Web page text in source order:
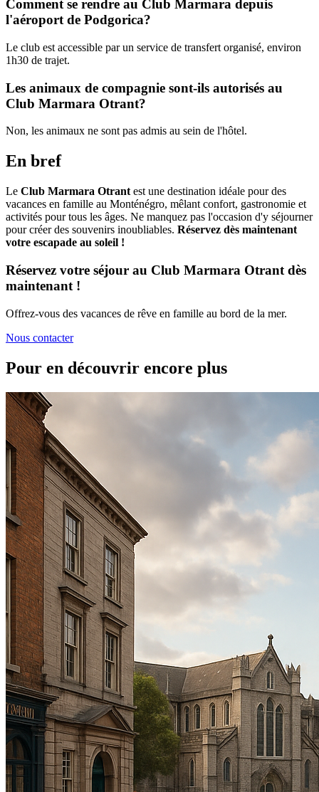
Comment se rendre au Club Marmara depuis
l'aéroport de Podgorica?
Le club est accessible par un service de transfert organisé, environ
1h30 de trajet.
Les animaux de compagnie sont-ils autorisés au
Club Marmara Otrant?
Non, les animaux ne sont pas admis au sein de l'hôtel.
En bref
Le Club Marmara Otrant est une destination idéale pour des
vacances en famille au Monténégro, mêlant confort, gastronomie et
activités pour tous les âges. Ne manquez pas l'occasion d'y séjourner
pour créer des souvenirs inoubliables. Réservez dès maintenant
votre escapade au soleil !
Réservez votre séjour au Club Marmara Otrant dès
maintenant !
Offrez-vous des vacances de rêve en famille au bord de la mer.
Nous contacter
Pour en découvrir encore plus